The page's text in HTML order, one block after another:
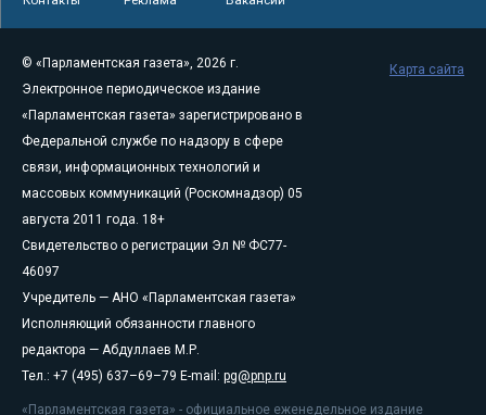
© «Парламентская газета», 2026 г.
Электронное периодическое издание
«Парламентская газета» зарегистрировано в
Федеральной службе по надзору в сфере
связи, информационных технологий и
массовых коммуникаций (Роскомнадзор) 05
августа 2011 года. 18+
Свидетельство о регистрации Эл № ФС77-
46097
Учредитель — АНО «Парламентская газета»
Исполняющий обязанности главного
редактора — Абдуллаев М.Р.
Тел.: +7 (495) 637–69–79 E-mail: pg@pnp.ru
«Парламентская газета» - официальное еженедельное издание
Карта сайта